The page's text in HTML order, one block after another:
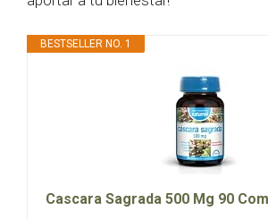
BESTSELLER NO. 1
Cascara Sagrada 500 Mg 90